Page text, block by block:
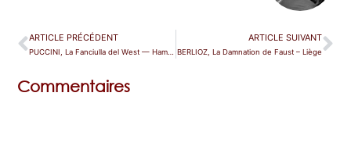
ARTICLE PRÉCÉDENT ARTICLE SUIVANT
BERLIOZ, La Damnation de Faust – Liège
Commentaires